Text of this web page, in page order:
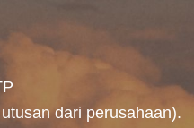
dari perusahaan).